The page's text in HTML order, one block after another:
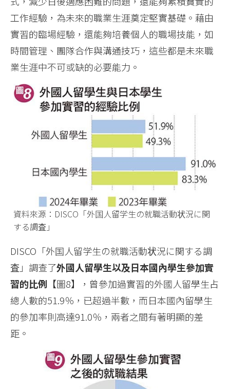
工作經驗，為未來的職業生涯奠定堅實基礎。藉由
實習的臨場經驗，還能夠培養個人的職場技能，如
時間管理、團隊合作與溝通技巧，這些都是未來職
業生涯中不可或缺的必要能力。
資料來源：DISCO「外国人留学生の就職活動状況に関
する調査」
DISCO「外国人留学生の就職活動状況に関する調
査」調查了外國人留學生以及日本國內學生參加實
習的比例 【圖8】，曾參加過實習的外國人留學生占
總人數的51.9％，已超過半數，而日本國內留學生
的參加率則高達91.0％，兩者之間有著明顯的差
距。